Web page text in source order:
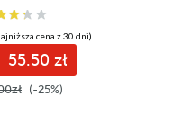
cena z 30 dni)
55.50 zł
(-25%)